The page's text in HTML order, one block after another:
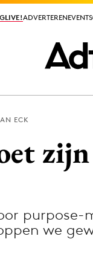
ADVERTERENEVENTS
ADVERTERENEVENTS
ECK
we